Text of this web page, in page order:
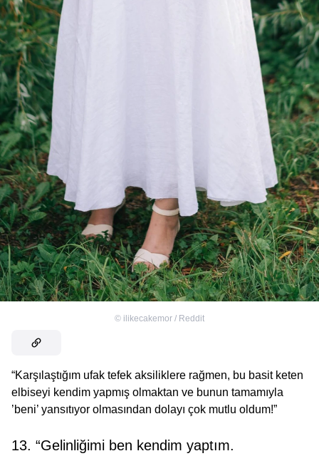
© ilikecakemor / Reddit
“Karşılaştığım ufak tefek aksiliklere rağmen, bu basit keten
elbiseyi kendim yapmış olmaktan ve bunun tamamıyla
’beni’ yansıtıyor olmasından dolayı çok mutlu oldum!”
13. “Gelinliğimi ben kendim yaptım.